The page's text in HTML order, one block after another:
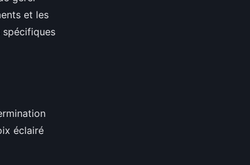
et les
spécifiques
éclairé